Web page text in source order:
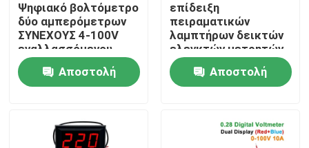
Σπίτι
Προϊόντα
Σχετικά με εμάς
Ψηφιακό βολτόμετρο
δύο αμπερόμετρων
ΣΥΝΕΧΟΥΣ 4-100V
εναλλασσόμενου
ρεύματος 50-500V
καλώδιο αυτοκίνητο
Αποστολή
επίδειξη
πειραματικών
λαμπτήρων δεικτών
ελεγκτών μετρητών
ΣΥΝΕΧΟΥΣ 6-100V
τάσης βολτόμετρων
22mm μίνι ψηφιακή
Αποστολή